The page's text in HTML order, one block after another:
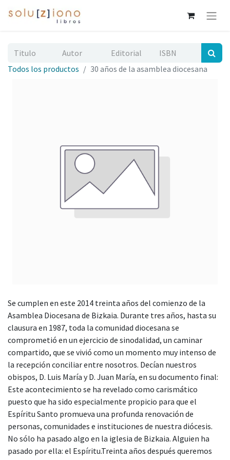
Todos los productos 30 años de la asamblea diocesana
Se cumplen en este 2014 treinta años del comienzo de la
Asamblea Diocesana de Bizkaia. Durante tres años, hasta su
clausura en 1987, toda la comunidad diocesana se
comprometió en un ejercicio de sinodalidad, un caminar
compartido, que se vivió como un momento muy intenso de
la recepción conciliar entre nosotros. Decían nuestros
obispos, D. Luis María y D. Juan María, en su documento final:
Este acontecimiento se ha revelado como carismático
puesto que ha sido especialmente propicio para que el
Espíritu Santo promueva una profunda renovación de
personas, comunidades e instituciones de nuestra diócesis.
No sólo ha pasado algo en la iglesia de Bizkaia. Alguien ha
pasado por ella: el Espíritu.Treinta años después queremos